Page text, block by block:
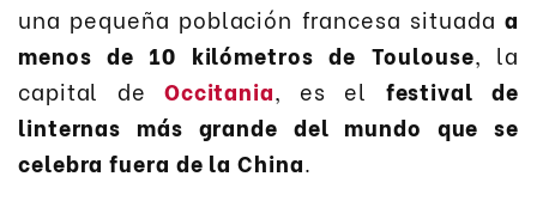
una pequeña población francesa situadaa
menos de 10 kilómetros de Toulouse, la
capital de Occitania, es el festival de
linternas más grande del mundo que se
celebra fuera de la China.